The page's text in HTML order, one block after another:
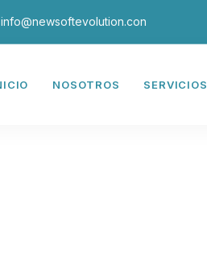
info@newsoftevolution.con
NOSOTROS SERVICIOS